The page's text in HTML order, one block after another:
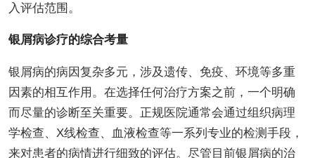
入评估范围。
银屑病诊疗的综合考量
银屑病的病因复杂多元，涉及遗传、免疫、环境等多重
因素的相互作用。在选择任何治疗方案之前，一个明确
而尽量的诊断至关重要。正规医院通常会通过组织病理
学检查、X线检查、血液检查等一系列专业的检测手段，
来对患者的病情进行细致的评估。尽管目前银屑病的治